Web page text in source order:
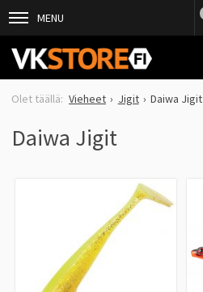
MENU
Vieheet Jigit Daiwa Jigit
Daiwa Jigit